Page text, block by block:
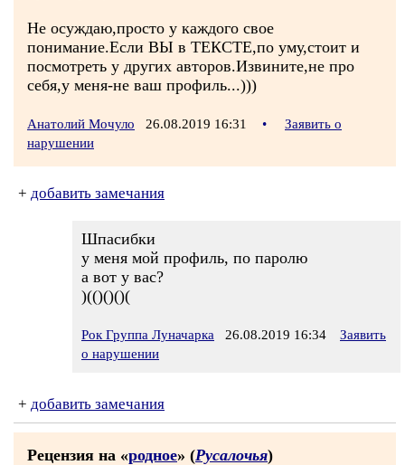
Не осуждаю,просто у каждого свое
понимание.Если ВЫ в ТЕКСТЕ,по уму,стоит и
посмотреть у других авторов.Извините,не про
себя,у меня-не ваш профиль...)))
Анатолий Мочуло 26.08.2019 16:31 •
Заявить о
нарушении
+ добавить замечания
Шпасибки
у меня мой профиль, по паролю
а вот у вас?
)(()()()(
Рок Группа Луначарка 26.08.2019 16:34
Заявить
о нарушении
+ добавить замечания
Рецензия на «родное» (Русалочья)